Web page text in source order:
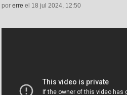
por erre el 18 jul 2024, 12:50